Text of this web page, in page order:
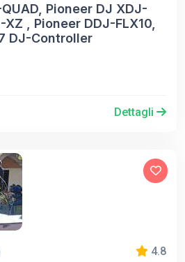
Pioneer DJ XDJ-
, Pioneer DDJ-FLX10,
DJ-Controller
Dettagli
4.8